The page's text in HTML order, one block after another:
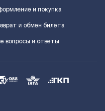
и покупка
и обмен билета
вопросы и ответы